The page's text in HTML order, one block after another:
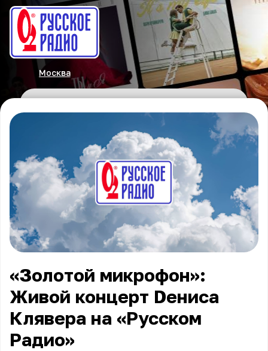
Москва
«Золотой микрофон»:
Живой концерт Dениса
Клявера на «Русском
Радио»